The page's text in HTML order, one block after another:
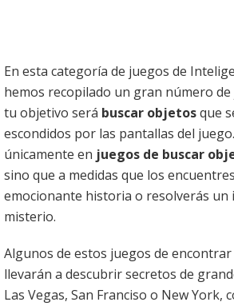
En esta categoría de juegos de
hemos recopilado un gran número
tu objetivo será buscar objetosque
escondidos por las pantallas del
únicamente en juegos de buscar
sino que a medidas que los
emocionante historia o resolverás un
misterio.
Algunos de estos juegos de
llevarán a descubrir secretos de
Las Vegas, San Franciso o New York,